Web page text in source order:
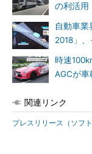
の利活用
自動車業
2018」
時速
AGCが
関連リンク
プレスリリース（ソフト